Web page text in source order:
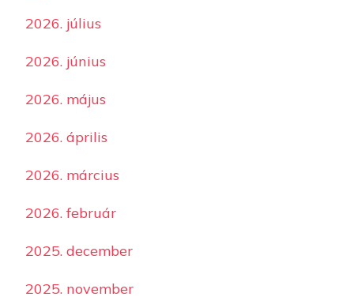
2026. július
2026. június
2026. május
2026. április
2026. március
2026. február
2025. december
2025. november